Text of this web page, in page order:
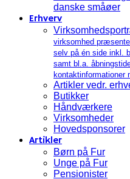
danske småøer
Erhverv
virksomhed
selv på én side inkl.
samt bl.a.
kontaktinformationer
Artikler vedr.
Butikker
Håndværkere
Virksomheder
Hovedsponsorer
Artikler
Børn på Fur
Unge på Fur
Pensionister